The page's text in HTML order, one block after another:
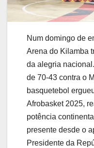
Num domingo de
Arena do Kilamba
da alegria
de 70-43 contra o
basquetebol
Afrobasket 2025,
potência
presente desde o
Presidente da